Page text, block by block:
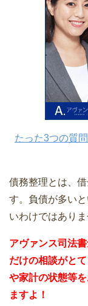
たった3つの質
債務整理とは、
す。負債が多い
いわけではありま
アヴァンス司法書
だけの相談がと
や家計の状態等
ますよ！